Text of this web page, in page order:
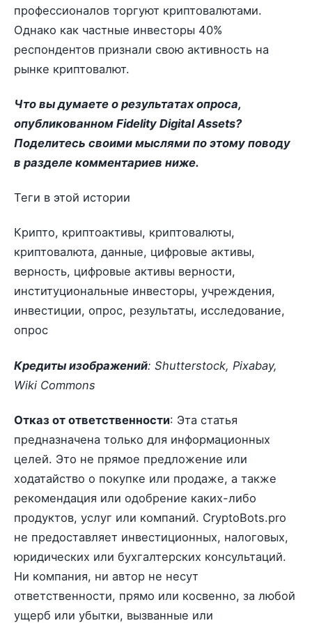
профессионалов торгуют криптовалютами.
Однако как частные инвесторы 40%
респондентов признали свою активность на
рынке криптовалют.
Что вы думаете о результатах опроса,
опубликованном Fidelity Digital Assets?
Поделитесь своими мыслями по этому поводу
в разделе комментариев ниже.
Теги в этой истории
Крипто, криптоактивы, криптовалюты,
криптовалюта, данные, цифровые активы,
верность, цифровые активы верности,
институциональные инвесторы, учреждения,
инвестиции, опрос, результаты, исследование,
опрос
Кредиты изображений: Shutterstock, Pixabay,
Wiki Commons
Отказ от ответственности: Эта статья
предназначена только для информационных
целей. Это не прямое предложение или
ходатайство о покупке или продаже, а также
рекомендация или одобрение каких-либо
продуктов, услуг или компаний. CryptoBots.pro
не предоставляет инвестиционных, налоговых,
юридических или бухгалтерских консультаций.
Ни компания, ни автор не несут
ответственности, прямо или косвенно, за любой
ущерб или убытки, вызванные или